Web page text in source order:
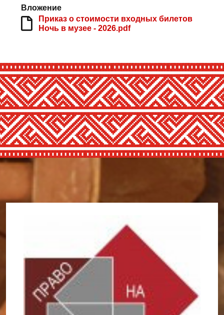
Вложение
Приказ о стоимости входных билетов
Ночь в музее - 2026.pdf